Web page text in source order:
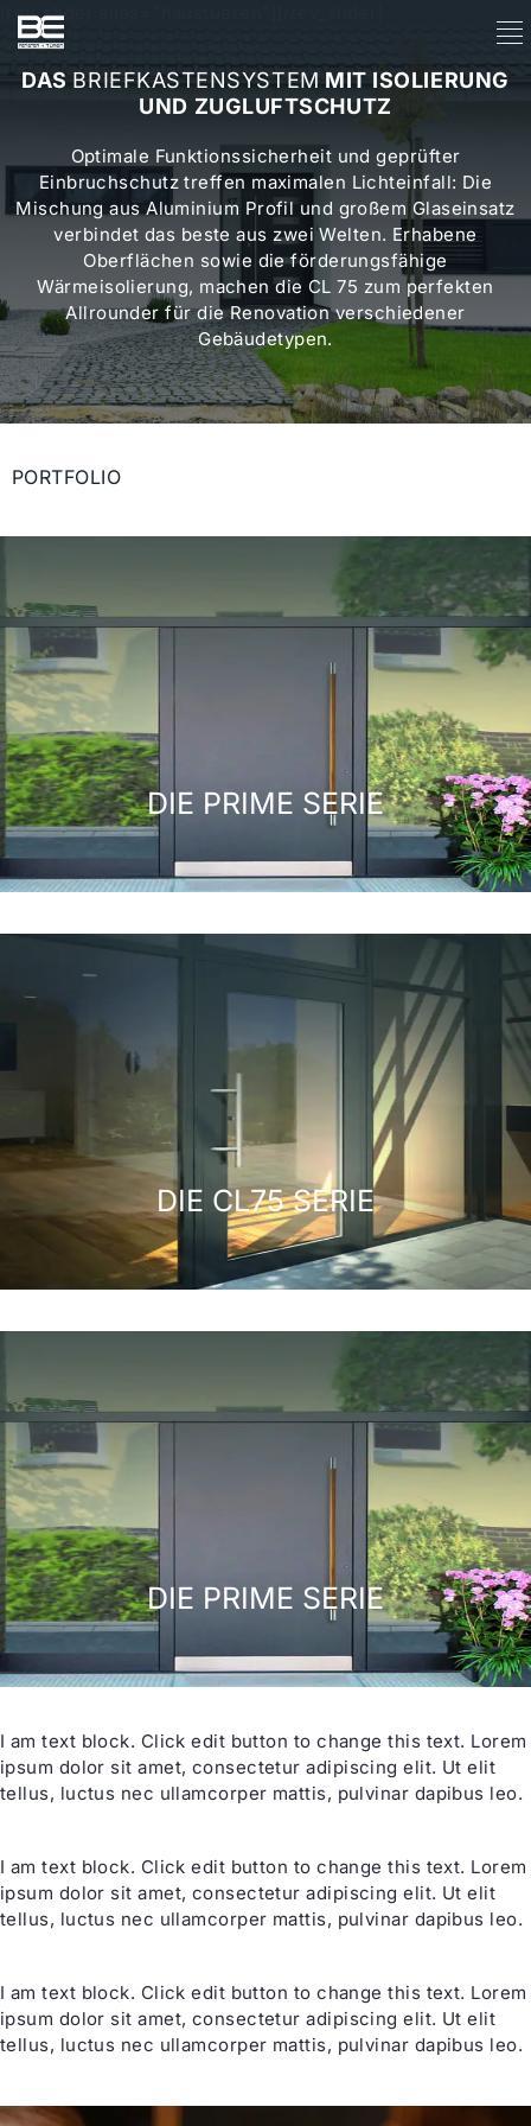
[rev_slider alias="haustueren"][/rev_slider]
DAS BRIEFKASTENSYSTEM MIT ISOLIERUNG
UND ZUGLUFTSCHUTZ
Optimale Funktionssicherheit und geprüfter
Einbruchschutz treffen maximalen Lichteinfall: Die
Mischung aus Aluminium Profil und großem Glaseinsatz
verbindet das beste aus zwei Welten. Erhabene
Oberflächen sowie die förderungsfähige
Wärmeisolierung, machen die CL 75 zum perfekten
Allrounder für die Renovation verschiedener
Gebäudetypen.
PORTFOLIO
DIE PRIME SERIE
DIE CL75 SERIE
DIE PRIME SERIE
I am text block. Click edit button to change this text. Lorem
ipsum dolor sit amet, consectetur adipiscing elit. Ut elit
tellus, luctus nec ullamcorper mattis, pulvinar dapibus leo.
I am text block. Click edit button to change this text. Lorem
ipsum dolor sit amet, consectetur adipiscing elit. Ut elit
tellus, luctus nec ullamcorper mattis, pulvinar dapibus leo.
I am text block. Click edit button to change this text. Lorem
ipsum dolor sit amet, consectetur adipiscing elit. Ut elit
tellus, luctus nec ullamcorper mattis, pulvinar dapibus leo.